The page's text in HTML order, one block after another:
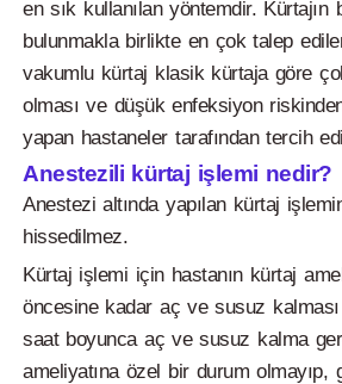
en sık kullanılan yöntemdir. Kürtajın
bulunmakla birlikte en çok talep
vakumlu kürtaj klasik kürtaja göre
olması ve düşük enfeksiyon
yapan hastaneler tarafından tercih
Anestezili kürtaj işlemi nedir?
Anestezi altında yapılan kürtaj
hissedilmez.
Kürtaj işlemi için hastanın kürtaj
öncesine kadar aç ve susuz
saat boyunca aç ve susuz kalma
ameliyatına özel bir durum olmayıp,